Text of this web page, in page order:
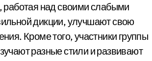
работая над своими слабыми
дикции, улучшают свою
Кроме того, участники группы
разные стили и развивают